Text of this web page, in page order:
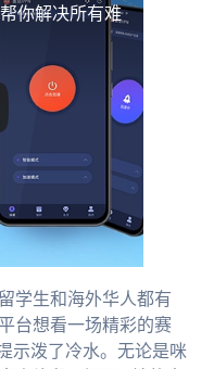
你解决所有难
学生和海外华人都有
台想看一场精彩的赛
示泼了冷水。无论是咪